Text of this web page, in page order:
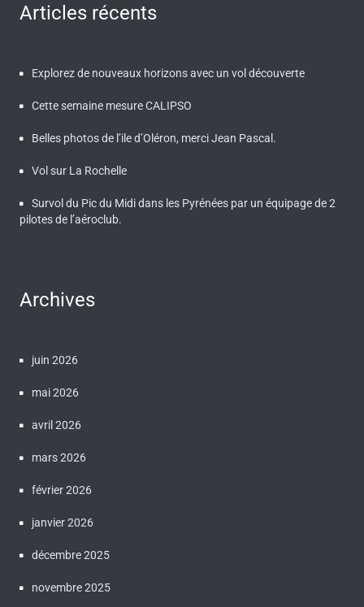
Articles récents
Explorez de nouveaux horizons avec un vol découverte
Cette semaine mesure CALIPSO
Belles photos de l’ile d’Oléron, merci Jean Pascal.
Vol sur La Rochelle
Survol du Pic du Midi dans les Pyrénées par un équipage de 2
pilotes de l’aéroclub.
Archives
juin 2026
mai 2026
avril 2026
mars 2026
février 2026
janvier 2026
décembre 2025
novembre 2025